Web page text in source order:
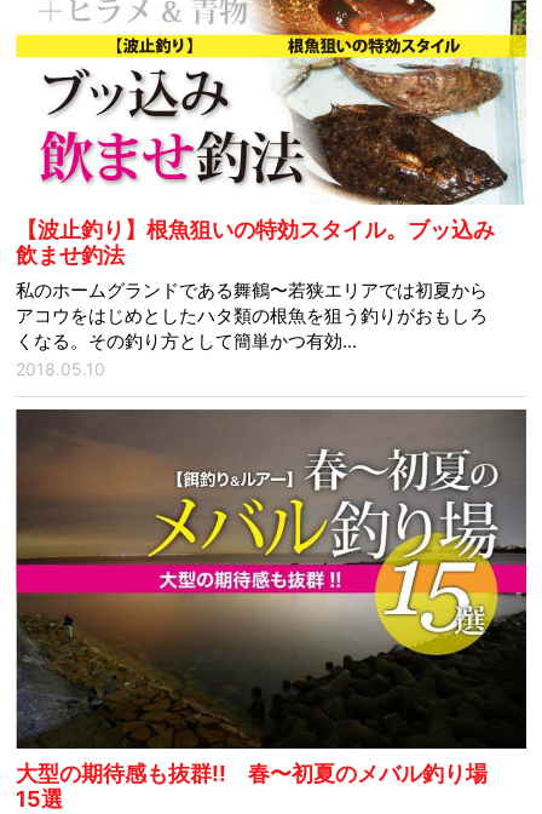
【波止釣り】根魚狙いの特効スタイル。ブッ込み
飲ませ釣法
私のホームグランドである舞鶴〜若狭エリアでは初夏から
アコウをはじめとしたハタ類の根魚を狙う釣りがおもしろ
くなる。その釣り方として簡単かつ有効...
2018.05.10
大型の期待感も抜群!! 春〜初夏のメバル釣り場
15選